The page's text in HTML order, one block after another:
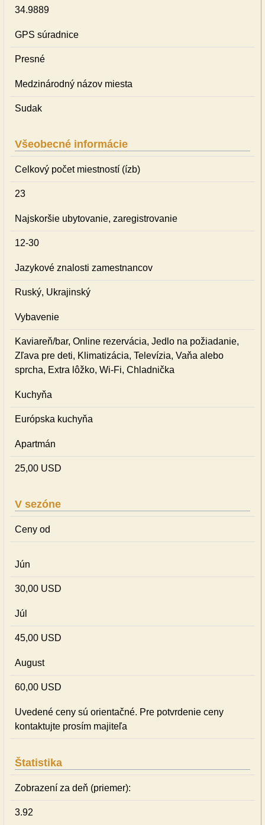
34.9889
GPS súradnice
Presné
Medzinárodný názov miesta
Sudak
Všeobecné informácie
Celkový počet miestností (ízb)
23
Najskoršie ubytovanie, zaregistrovanie
12-30
Jazykové znalosti zamestnancov
Ruský, Ukrajinský
Vybavenie
Kaviareň/bar, Online rezervácia, Jedlo na požiadanie,
Zľava pre deti, Klimatizácia, Televízia, Vaňa alebo
sprcha, Extra lôžko, Wi-Fi, Chladnička
Kuchyňa
Európska kuchyňa
Apartmán
25,00 USD
V sezóne
Ceny od
Jún
30,00 USD
Júl
45,00 USD
August
60,00 USD
Uvedené ceny sú orientačné. Pre potvrdenie ceny
kontaktujte prosím majiteľa
Štatistika
Zobrazení za deň (priemer):
3.92